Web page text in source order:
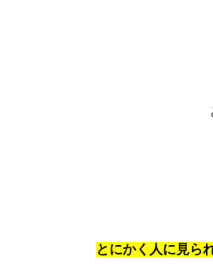
とにかく人に見ら